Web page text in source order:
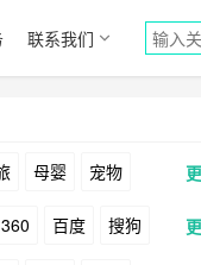
联系我们
母婴 宠物
360 百度 搜狗